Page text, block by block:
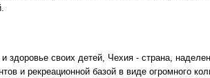
Самые
Автобусные
своих детей, Чехия - страна,
и рекреационной базой в виде огромного